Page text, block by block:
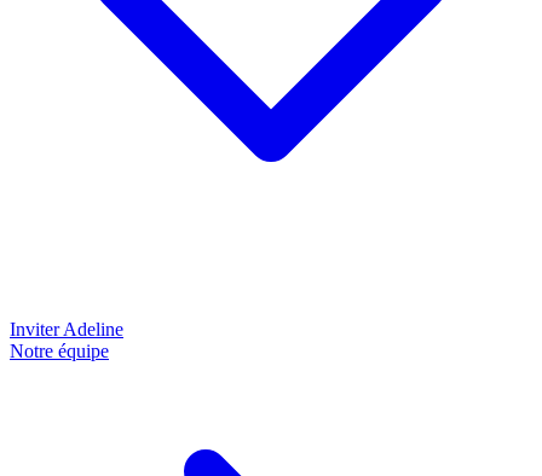
Inviter Adeline
Notre équipe